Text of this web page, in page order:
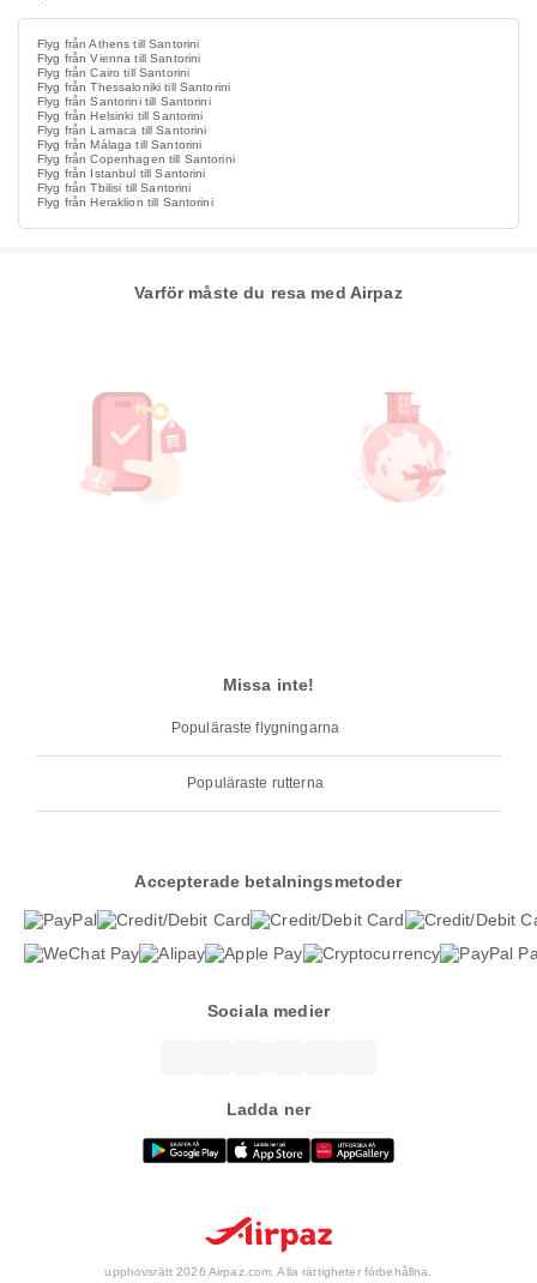
Flyg från Athens till Santorini
Flyg från Vienna till Santorini
Flyg från Cairo till Santorini
Flyg från Thessaloniki till Santorini
Flyg från Santorini till Santorini
Flyg från Helsinki till Santorini
Flyg från Larnaca till Santorini
Flyg från Málaga till Santorini
Flyg från Copenhagen till Santorini
Flyg från Istanbul till Santorini
Flyg från Tbilisi till Santorini
Flyg från Heraklion till Santorini
Varför måste du resa med Airpaz
Missa inte!
Populäraste flygningarna
Populäraste rutterna
Accepterade betalningsmetoder
Sociala medier
Ladda ner
upphovsrätt 2026 Airpaz.com. Alla rättigheter förbehållna.